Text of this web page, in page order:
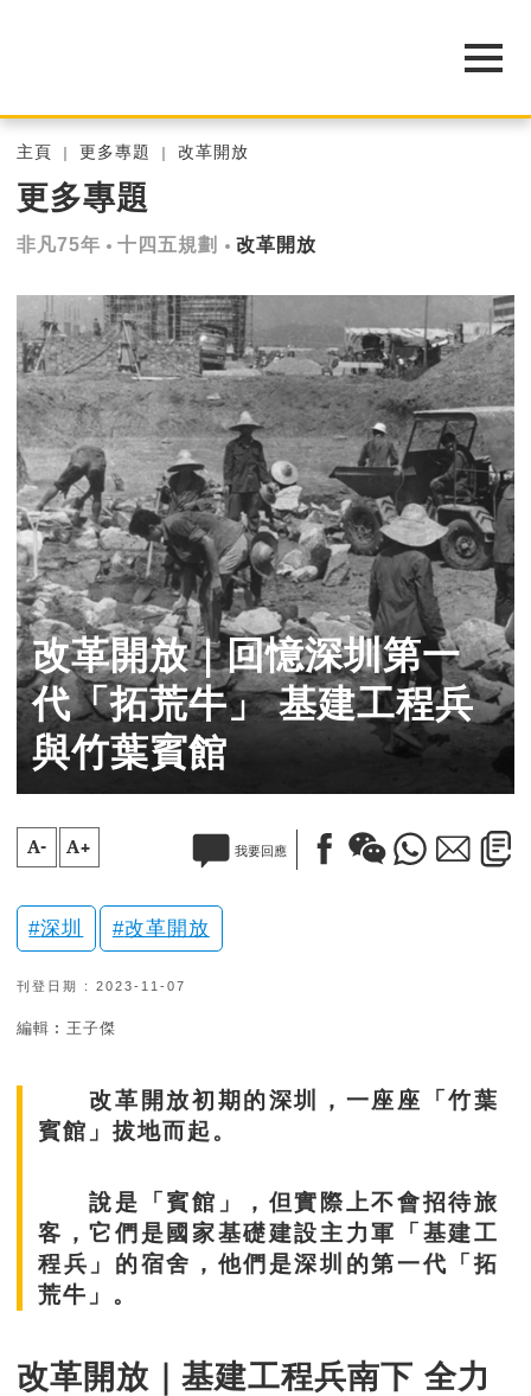
主頁 更多專題 改革開放
更多專題
非凡75年 十四五規劃 改革開放
改革開放｜回憶深圳第一
代「拓荒牛」 基建工程兵
與竹葉賓館
A- A+ 我要回應
深圳 改革開放
刊登日期 : 2023-11-07
編輯︰王子傑
改革開放初期的深圳，一座座「竹葉
賓館」拔地而起。
說是「賓館」，但實際上不會招待旅
客，它們是國家基礎建設主力軍「基建工
程兵」的宿舍，他們是深圳的第一代「拓
荒牛」。
改革開放｜基建工程兵南下 全力